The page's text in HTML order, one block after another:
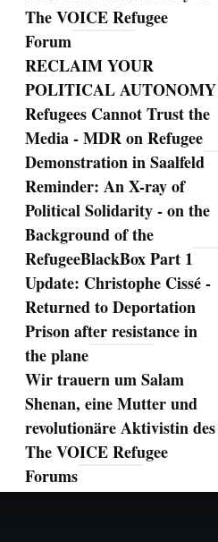
The VOICE Refugee
Forum
RECLAIM YOUR
POLITICAL AUTONOMY
Refugees Cannot Trust the
Media - MDR on Refugee
Demonstration in Saalfeld
Reminder: An X-ray of
Political Solidarity - on the
Background of the
RefugeeBlackBox Part 1
Update: Christophe Cissé -
Returned to Deportation
Prison after resistance in
the plane
Wir trauern um Salam
Shenan, eine Mutter und
revolutionäre Aktivistin des
The VOICE Refugee
Forums